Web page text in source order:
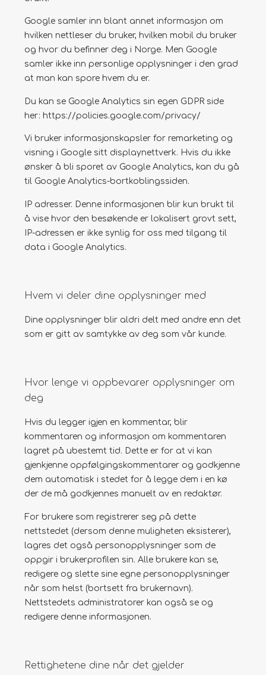
Google samler inn blant annet informasjon om
hvilken nettleser du bruker, hvilken mobil du bruker
og hvor du befinner deg i Norge. Men Google
samler ikke inn personlige opplysninger i den grad
at man kan spore hvem du er.
Du kan se Google Analytics sin egen GDPR side
her: https://policies.google.com/privacy/
Vi bruker informasjonskapsler for remarketing og
visning i Google sitt displaynettverk. Hvis du ikke
ønsker å bli sporet av Google Analytics, kan du gå
til Google Analytics-bortkoblingssiden.
IP adresser. Denne informasjonen blir kun brukt til
å vise hvor den besøkende er lokalisert grovt sett,
IP-adressen er ikke synlig for oss med tilgang til
data i Google Analytics.
Hvem vi deler dine opplysninger med
Dine opplysninger blir aldri delt med andre enn det
som er gitt av samtykke av deg som vår kunde.
Hvor lenge vi oppbevarer opplysninger om
deg
Hvis du legger igjen en kommentar, blir
kommentaren og informasjon om kommentaren
lagret på ubestemt tid. Dette er for at vi kan
gjenkjenne oppfølgingskommentarer og godkjenne
dem automatisk i stedet for å legge dem i en kø
der de må godkjennes manuelt av en redaktør.
For brukere som registrerer seg på dette
nettstedet (dersom denne muligheten eksisterer),
lagres det også personopplysninger som de
oppgir i brukerprofilen sin. Alle brukere kan se,
redigere og slette sine egne personopplysninger
når som helst (bortsett fra brukernavn).
Nettstedets administratorer kan også se og
redigere denne informasjonen.
Rettighetene dine når det gjelder